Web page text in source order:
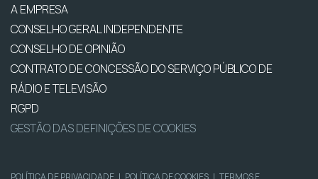
A EMPRESA
CONSELHO GERAL INDEPENDENTE
CONSELHO DE OPINIÃO
CONTRATO DE CONCESSÃO DO SERVIÇO PÚBLICO DE
RÁDIO E TELEVISÃO
RGPD
GESTÃO DAS DEFINIÇÕES DE COOKIES
POLÍTICA DE PRIVACIDADE | POLÍTICA DE COOKIES | TERMOS E